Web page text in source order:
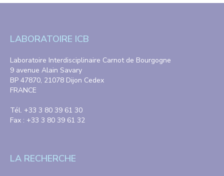
LABORATOIRE ICB
Laboratoire Interdisciplinaire Carnot de Bourgogne
9 avenue Alain Savary
BP 47870, 21078 Dijon Cedex
FRANCE
Tél. +33 3 80 39 61 30
Fax : +33 3 80 39 61 32
LA RECHERCHE